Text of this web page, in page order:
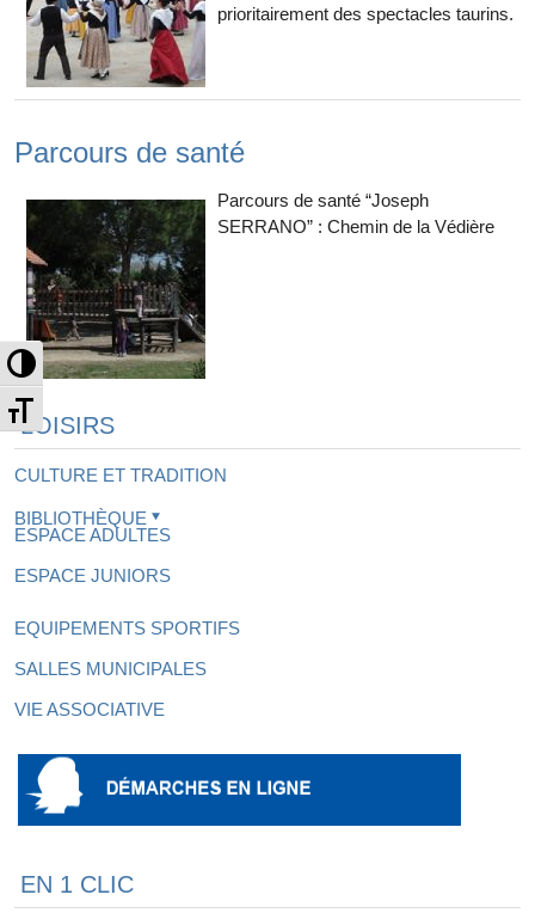
Passer en contraste élevé
Changer la taille de la police
prioritairement des spectacles taurins.
Parcours de santé
Parcours de santé “Joseph
SERRANO” : Chemin de la Védière
LOISIRS
CULTURE ET TRADITION
BIBLIOTHÈQUE
ESPACE ADULTES
ESPACE JUNIORS
EQUIPEMENTS SPORTIFS
SALLES MUNICIPALES
VIE ASSOCIATIVE
EN 1 CLIC